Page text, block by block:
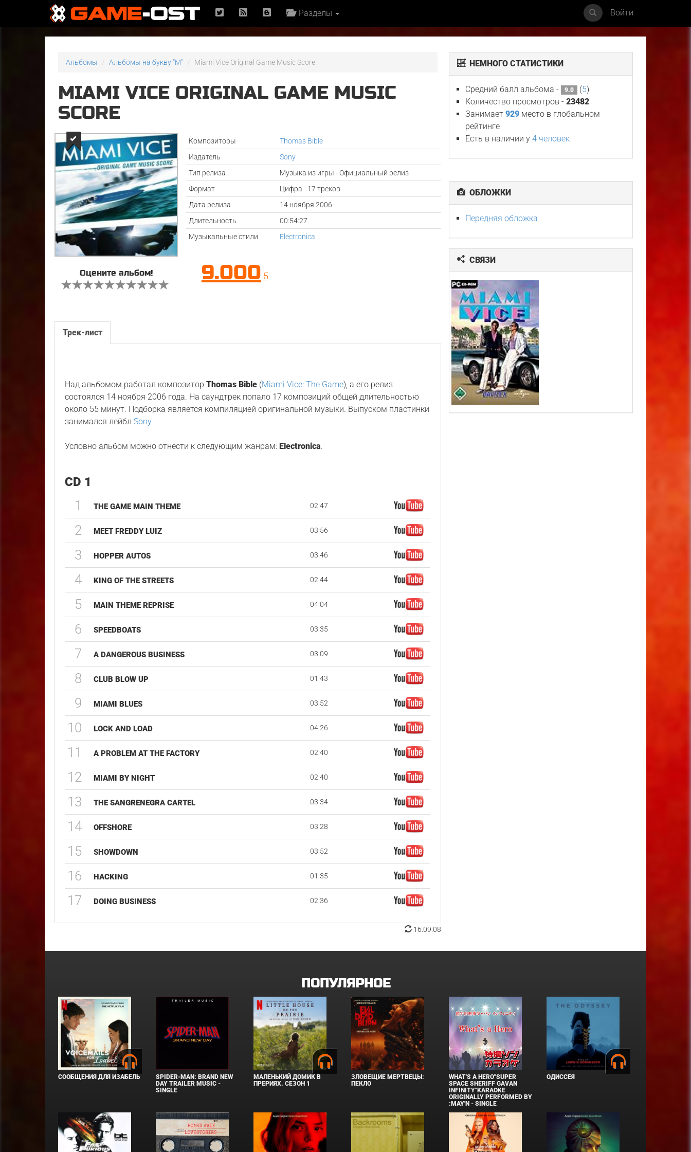
Разделы Войти
Альбомы Альбомы на букву "M" Miami Vice Original Game Music Score
MIAMI VICE ORIGINAL GAME MUSIC
SCORE
Композиторы
Thomas Bible
Издатель
Sony
Тип релиза
Музыка из игры - Официальный релиз
Формат
Цифра - 17 треков
Дата релиза
14 ноября 2006
Длительность
00:54:27
Музыкальные стили
Electronica
Оцените альбом! 9.000 5
Трек-лист
Над альбомом работал композиторThomas Bible (Miami Vice: The Game), а его релиз
состоялся 14 ноября 2006 года. На саундтрек попало 17 композиций общей длительностью
около 55 минут. Подборка является компиляцией оригинальной музыки. Выпуском пластинки
занимался лейблSony.
Условно альбом можно отнести к следующим жанрам: Electronica.
CD 1
1 THE GAME MAIN THEME 02:47
2 MEET FREDDY LUIZ 03:56
3 HOPPER AUTOS 03:46
4 KING OF THE STREETS 02:44
5 MAIN THEME REPRISE 04:04
6 SPEEDBOATS 03:35
7 A DANGEROUS BUSINESS 03:09
8 CLUB BLOW UP 01:43
9 MIAMI BLUES 03:52
10 LOCK AND LOAD 04:26
11 A PROBLEM AT THE FACTORY 02:40
12 MIAMI BY NIGHT 02:40
13 THE SANGRENEGRA CARTEL 03:34
14 OFFSHORE 03:28
15 SHOWDOWN 03:52
16 HACKING 01:35
17 DOING BUSINESS 02:36
16.09.08
НЕМНОГО СТАТИСТИКИ
Средний балл альбома - 9.0 (5)
Количество просмотров -23482
Занимает929 место в глобальном
рейтинге
Есть в наличии у4 человек
ОБЛОЖКИ
Передняя обложка
СВЯЗИ
ПОПУЛЯРНОЕ
СООБЩЕНИЯ ДЛЯ ИЗАБЕЛЬ
SPIDER-MAN: BRAND NEW
DAY TRAILER MUSIC -
SINGLE
МАЛЕНЬКИЙ ДОМИК В
ПРЕРИЯХ. СЕЗОН 1
ЗЛОВЕЩИЕ МЕРТВЕЦЫ:
ПЕКЛО
WHAT'S A HERO"SUPER
SPACE SHERIFF GAVAN
INFINITY"KARAOKE
ORIGINALLY PERFORMED BY
:MAY'N - SINGLE
ОДИССЕЯ